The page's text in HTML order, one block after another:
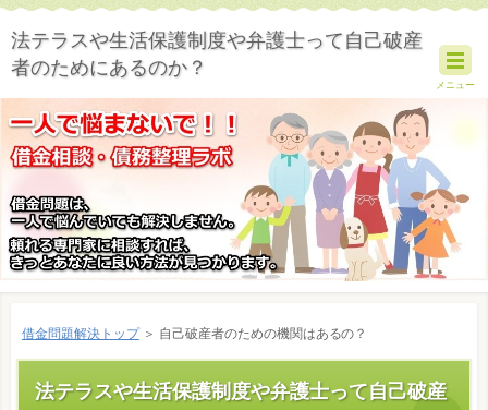
法テラスや生活保護制度や弁護士って自己破産
者のためにあるのか？
メニュー
借金問題解決トップ＞ 自己破産者のための機関はあるの？
法テラスや生活保護制度や弁護士って自己破産